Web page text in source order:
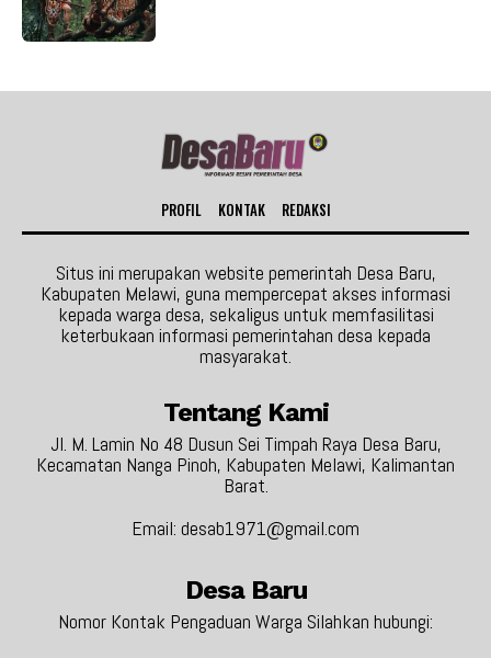
PROFIL KONTAK REDAKSI
Situs ini merupakan website pemerintah Desa Baru,
Kabupaten Melawi, guna mempercepat akses informasi
kepada warga desa, sekaligus untuk memfasilitasi
keterbukaan informasi pemerintahan desa kepada
masyarakat.
Tentang Kami
Jl. M. Lamin No 48 Dusun Sei Timpah Raya Desa Baru,
Kecamatan Nanga Pinoh, Kabupaten Melawi, Kalimantan
Barat.
Email: desab1971@gmail.com
Desa Baru
Nomor Kontak Pengaduan Warga Silahkan hubungi: